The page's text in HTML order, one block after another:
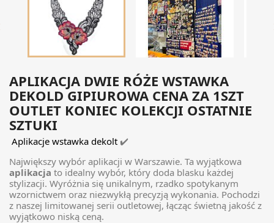
APLIKACJA DWIE RÓŻE WSTAWKA
DEKOLD GIPIUROWA CENA ZA 1SZT
OUTLET KONIEC KOLEKCJI OSTATNIE
SZTUKI
Aplikacje wstawka dekolt ✔️
Największy wybór aplikacji w Warszawie. Ta wyjątkowa
aplikacja to idealny wybór, który doda blasku każdej
stylizacji. Wyróżnia się unikalnym, rzadko spotykanym
wzornictwem oraz niezwykłą precyzją wykonania. Pochodzi
z naszej limitowanej serii outletowej, łącząc świetną jakość z
wyjątkowo niską ceną.